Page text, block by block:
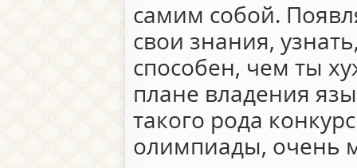
самим собой.
свои знания,
способен, чем ты
плане владения
такого рода
олимпиады, очень